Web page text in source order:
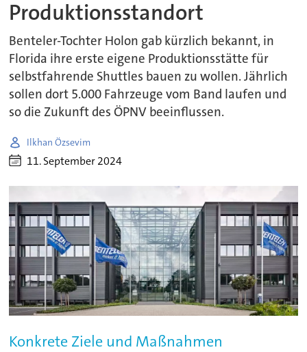
Produktionsstandort
Benteler-Tochter Holon gab kürzlich bekannt, in
Florida ihre erste eigene Produktionsstätte für
selbstfahrende Shuttles bauen zu wollen. Jährlich
sollen dort 5.000 Fahrzeuge vom Band laufen und
so die Zukunft des ÖPNV beeinflussen.
Ilkhan Özsevim
11. September 2024
Konkrete Ziele und Maßnahmen